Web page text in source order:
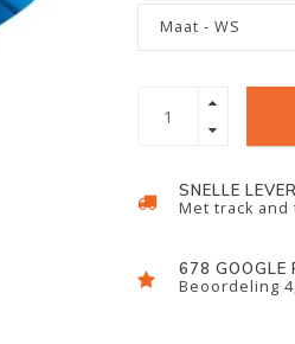
Maat - WS
SNELLE
Met track and
678 GOOGLE
Beoordeling